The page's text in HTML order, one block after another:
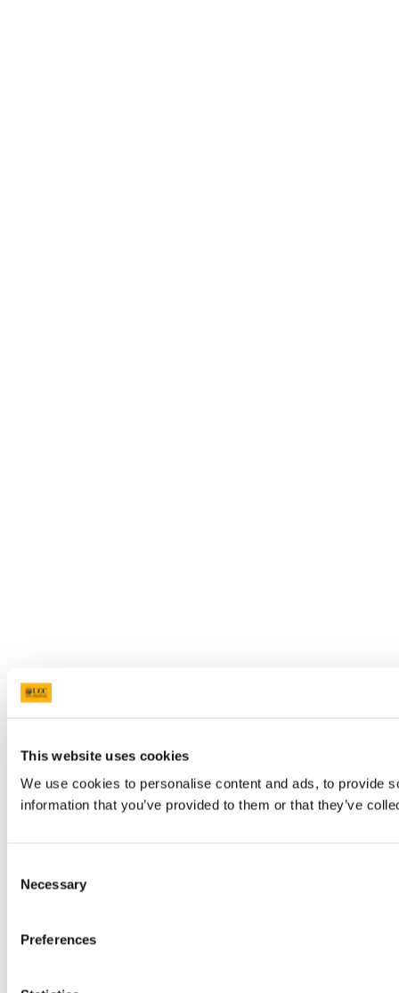
This website uses cookies
We use cookies to personalise content and ads, to provide
information that you’ve provided to them or that they’ve
Selection
Necessary
Preferences